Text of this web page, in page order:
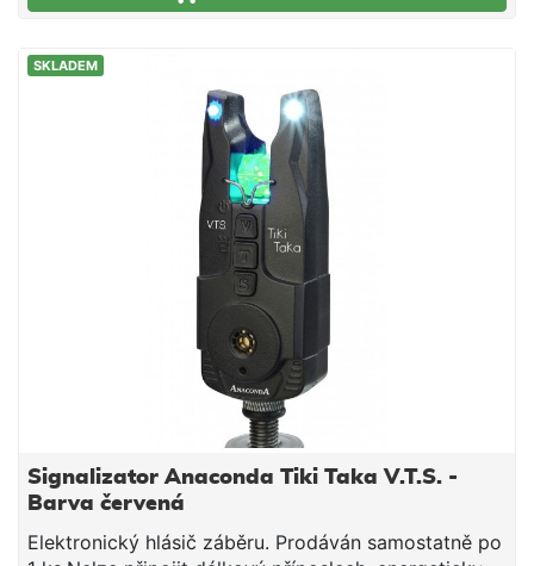
SKLADEM
Signalizator Anaconda Tiki Taka V.T.S. -
Barva červená
Elektronický hlásič záběru. Prodáván samostatně po